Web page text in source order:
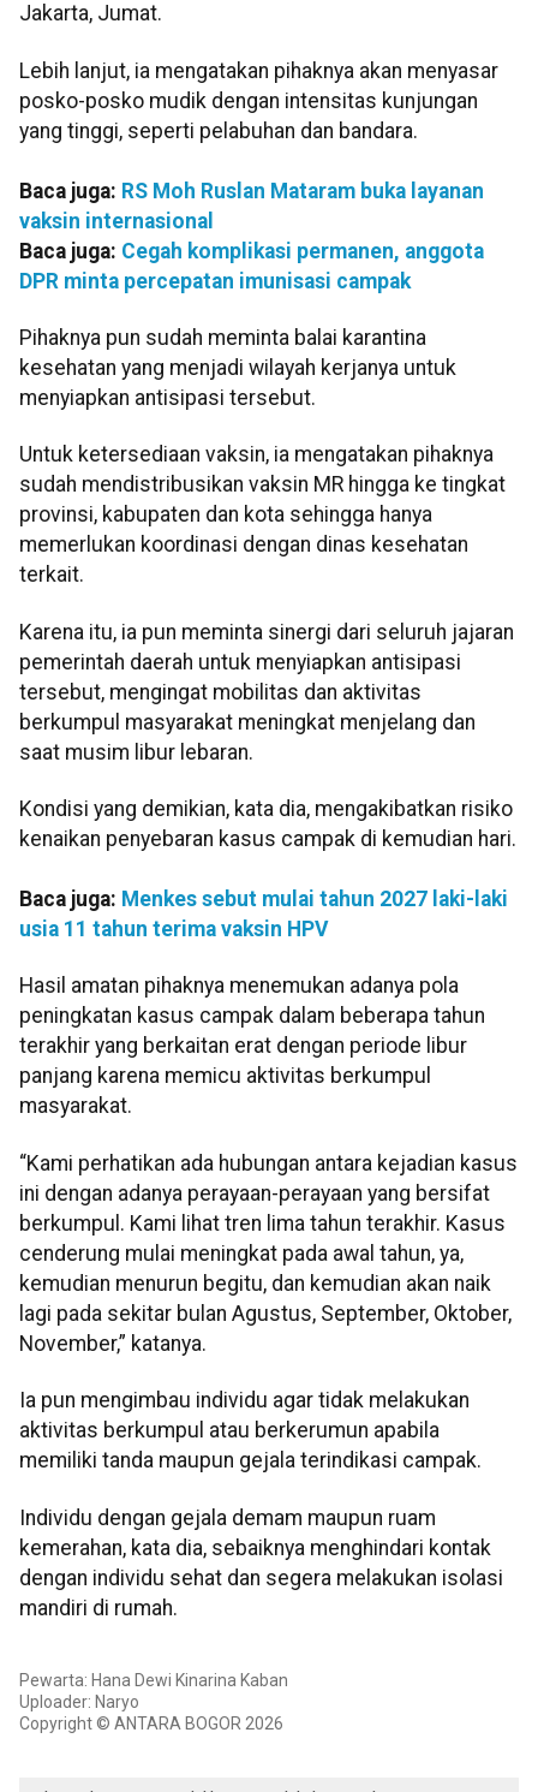
Jakarta, Jumat.
Lebih lanjut, ia mengatakan pihaknya akan menyasar
posko-posko mudik dengan intensitas kunjungan
yang tinggi, seperti pelabuhan dan bandara.
Baca juga: RS Moh Ruslan Mataram buka layanan
vaksin internasional
Baca juga: Cegah komplikasi permanen, anggota
DPR minta percepatan imunisasi campak
Pihaknya pun sudah meminta balai karantina
kesehatan yang menjadi wilayah kerjanya untuk
menyiapkan antisipasi tersebut.
Untuk ketersediaan vaksin, ia mengatakan pihaknya
sudah mendistribusikan vaksin MR hingga ke tingkat
provinsi, kabupaten dan kota sehingga hanya
memerlukan koordinasi dengan dinas kesehatan
terkait.
Karena itu, ia pun meminta sinergi dari seluruh jajaran
pemerintah daerah untuk menyiapkan antisipasi
tersebut, mengingat mobilitas dan aktivitas
berkumpul masyarakat meningkat menjelang dan
saat musim libur lebaran.
Kondisi yang demikian, kata dia, mengakibatkan risiko
kenaikan penyebaran kasus campak di kemudian hari.
Baca juga: Menkes sebut mulai tahun 2027 laki-laki
usia 11 tahun terima vaksin HPV
Hasil amatan pihaknya menemukan adanya pola
peningkatan kasus campak dalam beberapa tahun
terakhir yang berkaitan erat dengan periode libur
panjang karena memicu aktivitas berkumpul
masyarakat.
“Kami perhatikan ada hubungan antara kejadian kasus
ini dengan adanya perayaan-perayaan yang bersifat
berkumpul. Kami lihat tren lima tahun terakhir. Kasus
cenderung mulai meningkat pada awal tahun, ya,
kemudian menurun begitu, dan kemudian akan naik
lagi pada sekitar bulan Agustus, September, Oktober,
November,” katanya.
Ia pun mengimbau individu agar tidak melakukan
aktivitas berkumpul atau berkerumun apabila
memiliki tanda maupun gejala terindikasi campak.
Individu dengan gejala demam maupun ruam
kemerahan, kata dia, sebaiknya menghindari kontak
dengan individu sehat dan segera melakukan isolasi
mandiri di rumah.
Pewarta: Hana Dewi Kinarina Kaban
Uploader: Naryo
Copyright © ANTARA BOGOR 2026